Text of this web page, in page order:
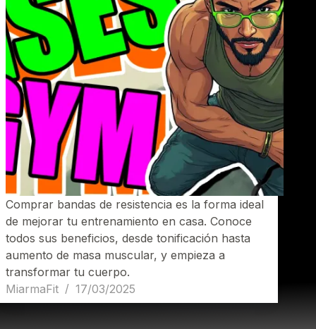
Comprar bandas de resistencia es la forma ideal
de mejorar tu entrenamiento en casa. Conoce
todos sus beneficios, desde tonificación hasta
aumento de masa muscular, y empieza a
transformar tu cuerpo.
MiarmaFit
17/03/2025